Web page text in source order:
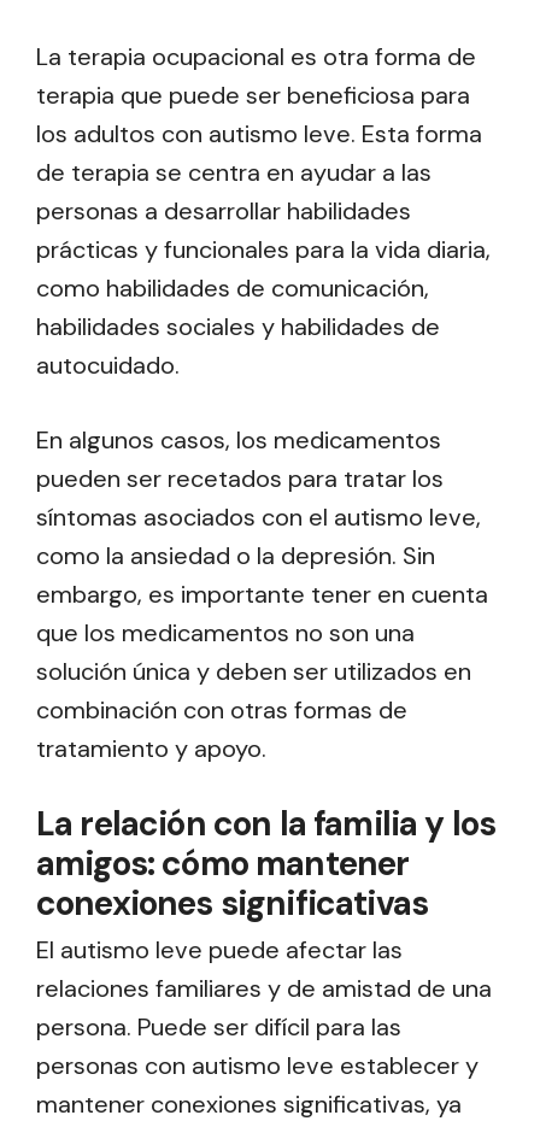
La terapia ocupacional es otra forma de
terapia que puede ser beneficiosa para
los adultos con autismo leve. Esta forma
de terapia se centra en ayudar a las
personas a desarrollar habilidades
prácticas y funcionales para la vida diaria,
como habilidades de comunicación,
habilidades sociales y habilidades de
autocuidado.
En algunos casos, los medicamentos
pueden ser recetados para tratar los
síntomas asociados con el autismo leve,
como la ansiedad o la depresión. Sin
embargo, es importante tener en cuenta
que los medicamentos no son una
solución única y deben ser utilizados en
combinación con otras formas de
tratamiento y apoyo.
La relación con la familia y los
amigos: cómo mantener
conexiones significativas
El autismo leve puede afectar las
relaciones familiares y de amistad de una
persona. Puede ser difícil para las
personas con autismo leve establecer y
mantener conexiones significativas, ya